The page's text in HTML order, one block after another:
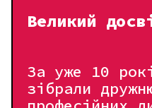
ПОПЕРЕДНЯ
Великий
За уже 10
зібрали